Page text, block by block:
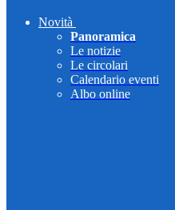
Novità
Panoramica
Le notizie
Le circolari
Calendario eventi
Albo online